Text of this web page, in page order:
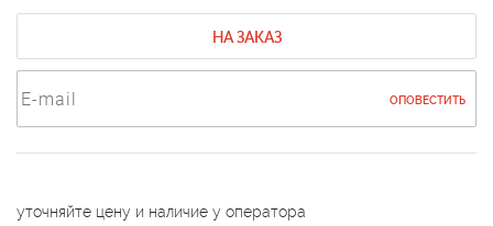
НА ЗАКАЗ
ОПОВЕСТИТЬ
уточняйте цену и наличие у оператора